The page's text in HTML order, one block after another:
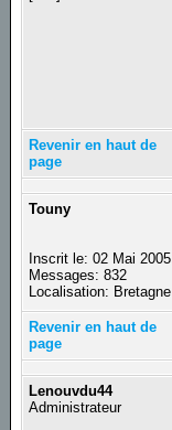
Revenir en haut de
page
Touny
Inscrit le: 02 Mai 2005
Messages: 832
Localisation: Bretagne
Revenir en haut de
page
Lenouvdu44
Administrateur